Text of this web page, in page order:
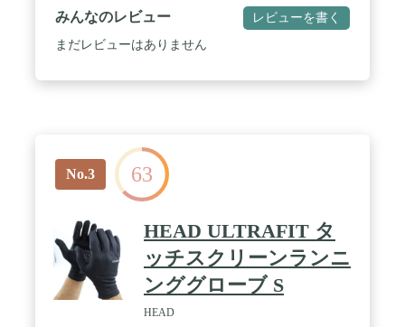
グによりムレを軽減します。 / 【コンパクトで持ち
運びやすい】製品の特長を活かしてコンパクトに収
納できます。 / 素材:(樹脂部)ポリウレタン;(繊維部)
みんなのレビュー レビューを書く
まだレビューはありません
No.3 63
HEAD ULTRAFIT タ
ッチスクリーンランニ
ンググローブ S
HEAD